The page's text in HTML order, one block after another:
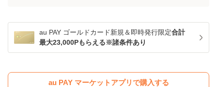
au PAY ゴールドカード新規＆即時発行限定合計
最大23,000Pもらえる※諸条件あり
au PAY マーケットアプリで購入する